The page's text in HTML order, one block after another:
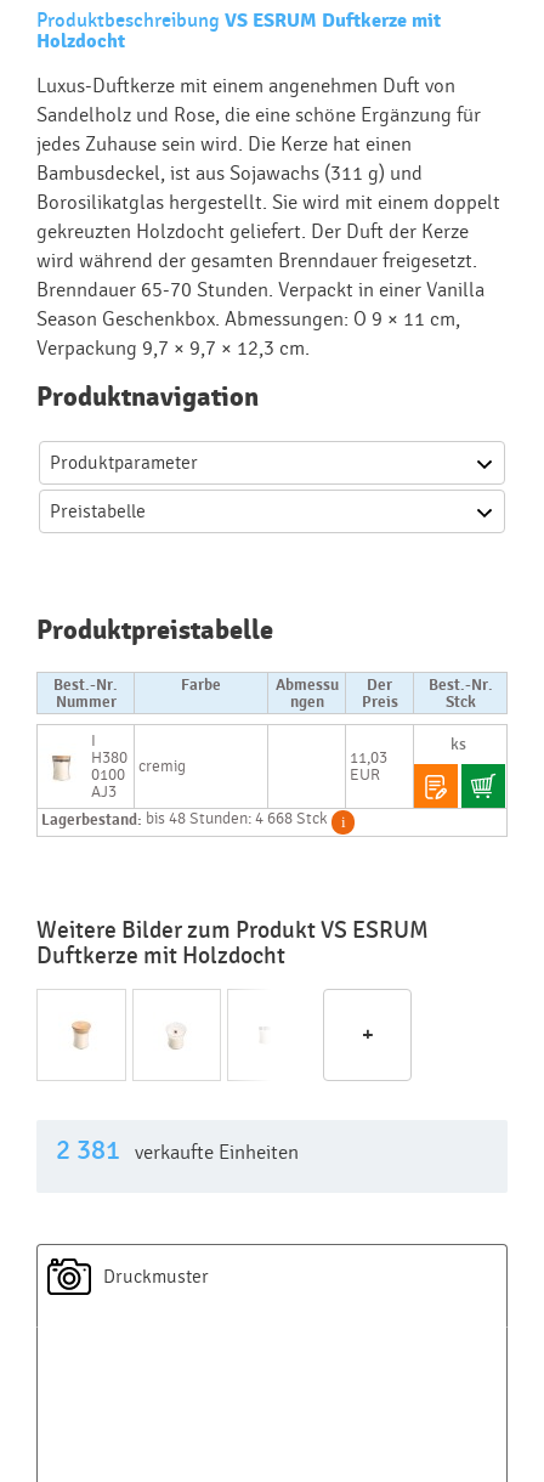
Produktbeschreibung VS ESRUM Duftkerze mit
Holzdocht
Luxus-Duftkerze mit einem angenehmen Duft von
Sandelholz und Rose, die eine schöne Ergänzung für
jedes Zuhause sein wird. Die Kerze hat einen
Bambusdeckel, ist aus Sojawachs (311 g) und
Borosilikatglas hergestellt. Sie wird mit einem doppelt
gekreuzten Holzdocht geliefert. Der Duft der Kerze
wird während der gesamten Brenndauer freigesetzt.
Brenndauer 65-70 Stunden. Verpackt in einer Vanilla
Season Geschenkbox. Abmessungen: O 9 × 11 cm,
Verpackung 9,7 × 9,7 × 12,3 cm.
Produktnavigation
Produktparameter
Preistabelle
Produktpreistabelle
Best.-Nr.
Nummer
Farbe
Abmessu
ngen
Der
Preis
Best.-Nr.
Stck
I
H380
0100
AJ3
cremig
11,03
EUR
Lagerbestand: bis 48 Stunden: 4 668 Stck
Weitere Bilder zum Produkt VS ESRUM
Duftkerze mit Holzdocht
+
2 381 verkaufte Einheiten
Druckmuster